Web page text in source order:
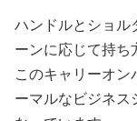
ハンドルとショル
ーンに応じて持ち
このキャリーオ
ーマルなビジネス